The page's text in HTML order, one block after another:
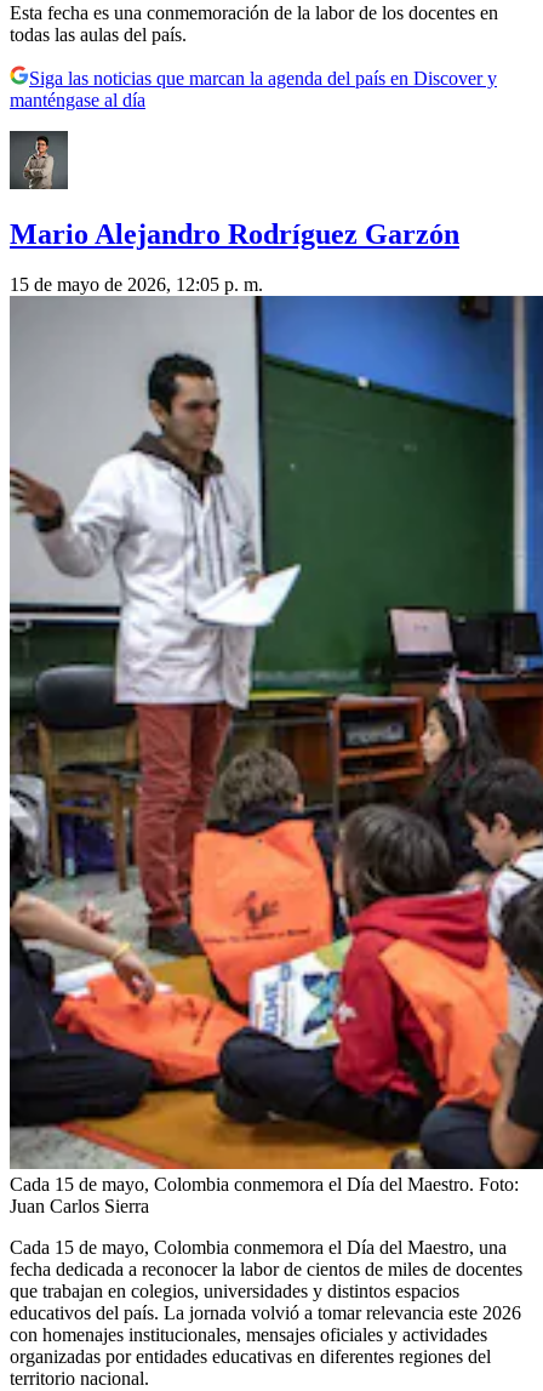
Esta fecha es una conmemoración de la labor de los docentes en
todas las aulas del país.
Siga las noticias que marcan la agenda del país en Discover y
manténgase al día
Mario Alejandro Rodríguez Garzón
15 de mayo de 2026, 12:05 p. m.
Cada 15 de mayo, Colombia conmemora el Día del Maestro. Foto:
Juan Carlos Sierra
Cada 15 de mayo, Colombia conmemora el Día del Maestro, una
fecha dedicada a reconocer la labor de cientos de miles de docentes
que trabajan en colegios, universidades y distintos espacios
educativos del país. La jornada volvió a tomar relevancia este 2026
con homenajes institucionales, mensajes oficiales y actividades
organizadas por entidades educativas en diferentes regiones del
territorio nacional.